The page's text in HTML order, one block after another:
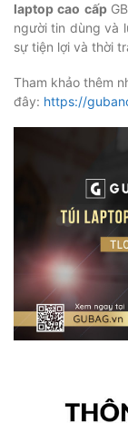
laptop cao cấp
người tin dùng và
sự tiện lợi và thời
Tham khảo thêm
đây: https://